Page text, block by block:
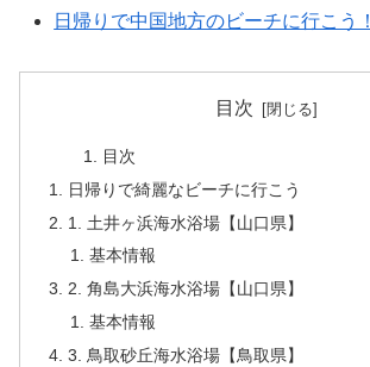
日帰りで中国地方のビーチに行こう！
目次
目次
日帰りで綺麗なビーチに行こう
1. 土井ヶ浜海水浴場【山口県】
基本情報
2. 角島大浜海水浴場【山口県】
基本情報
3. 鳥取砂丘海水浴場【鳥取県】